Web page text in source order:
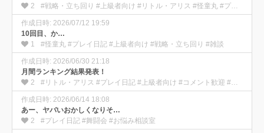
2
#戦略・立ち回り #上級者向け #リトル・アリス #怪童丸 #プレイ日記
作成日時: 2026/07/12 19:59
10回目、か…
1
#怪童丸 #プレイ日記 #上級者向け #戦略・立ち回り #雑談
作成日時: 2026/06/30 21:18
月間ランキング結果発表！
2
#リトル・アリス #プレイ日記 #上級者向け #コメント歓迎 #雑談
作成日時: 2026/06/14 18:08
あー、ヤバいおかしくなりそ…
2
#プレイ日記 #舞闘会 #お悩み相談室